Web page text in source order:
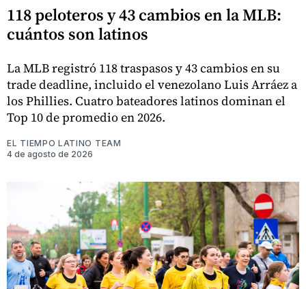
118 peloteros y 43 cambios en la MLB:
cuántos son latinos
La MLB registró 118 traspasos y 43 cambios en su
trade deadline, incluido el venezolano Luis Arráez a
los Phillies. Cuatro bateadores latinos dominan el
Top 10 de promedio en 2026.
EL TIEMPO LATINO TEAM
4 de agosto de 2026